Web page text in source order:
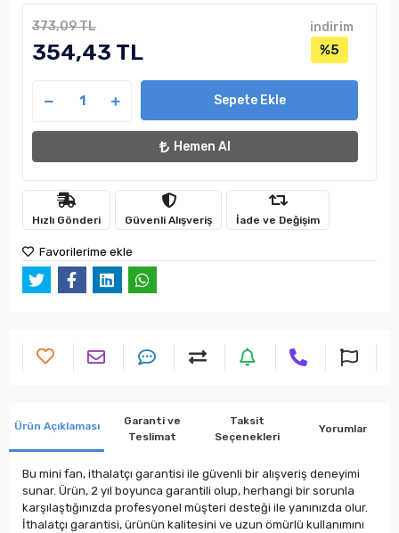
373,09 TL
354,43 TL
indirim
%5
Sepete Ekle
Hemen Al
Hızlı Gönderi Güvenli Alışveriş İade ve Değişim
Favorilerime ekle
Ürün Açıklaması
Garanti ve
Teslimat
Taksit
Seçenekleri
Yorumlar
Bu mini fan, ithalatçı garantisi ile güvenli bir alışveriş deneyimi
sunar. Ürün, 2 yıl boyunca garantili olup, herhangi bir sorunla
karşılaştığınızda profesyonel müşteri desteği ile yanınızda olur.
İthalatçı garantisi, ürünün kalitesini ve uzun ömürlü kullanımını